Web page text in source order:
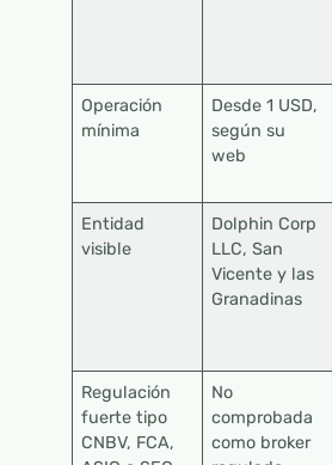
Operación
mínima
Desde 1 USD,
según su
web
Entidad
visible
Dolphin Corp
LLC, San
Vicente y las
Granadinas
Regulación
fuerte tipo
CNBV, FCA,
No
comprobada
como broker